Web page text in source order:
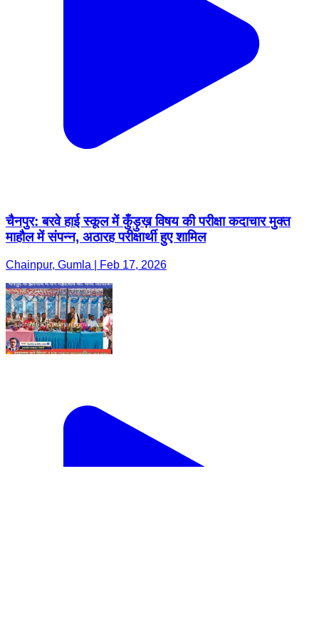
चैनपुर: बरवे हाई स्कूल में कुँड़ुख़ विषय की परीक्षा कदाचार मुक्त
माहौल में संपन्न, अठारह परीक्षार्थी हुए शामिल
Chainpur, Gumla | Feb 17, 2026